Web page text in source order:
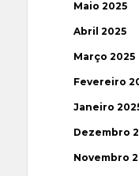
Maio 2025
Abril 2025
Março 2025
Fevereiro
Janeiro
Dezembro
Novembro